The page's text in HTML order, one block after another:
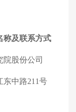
称及联系方式
股份公司
东中路211号